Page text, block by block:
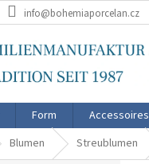
info@bohemiaporcelan.cz
Form Accessoires
Blumen Streublumen